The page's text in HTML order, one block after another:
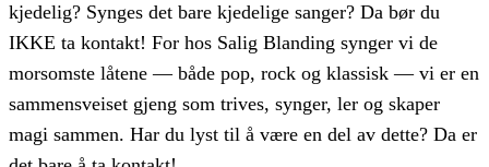
kjedelig? Synges det bare kjedelige sanger? Da bør du
IKKE ta kontakt! For hos Salig Blanding synger vi de
morsomste låtene — både pop, rock og klassisk — vi er en
sammensveiset gjeng som trives, synger, ler og skaper
magi sammen. Har du lyst til å være en del av dette? Da er